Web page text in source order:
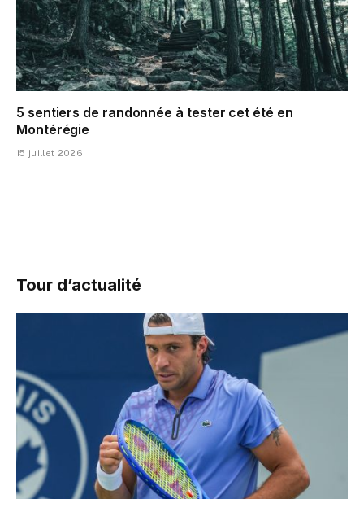
5 sentiers de randonnée à tester cet été en
Montérégie
15 juillet 2026
Tour d’actualité